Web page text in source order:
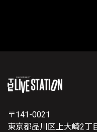
〒141-0021
東京都品川区上大崎2丁